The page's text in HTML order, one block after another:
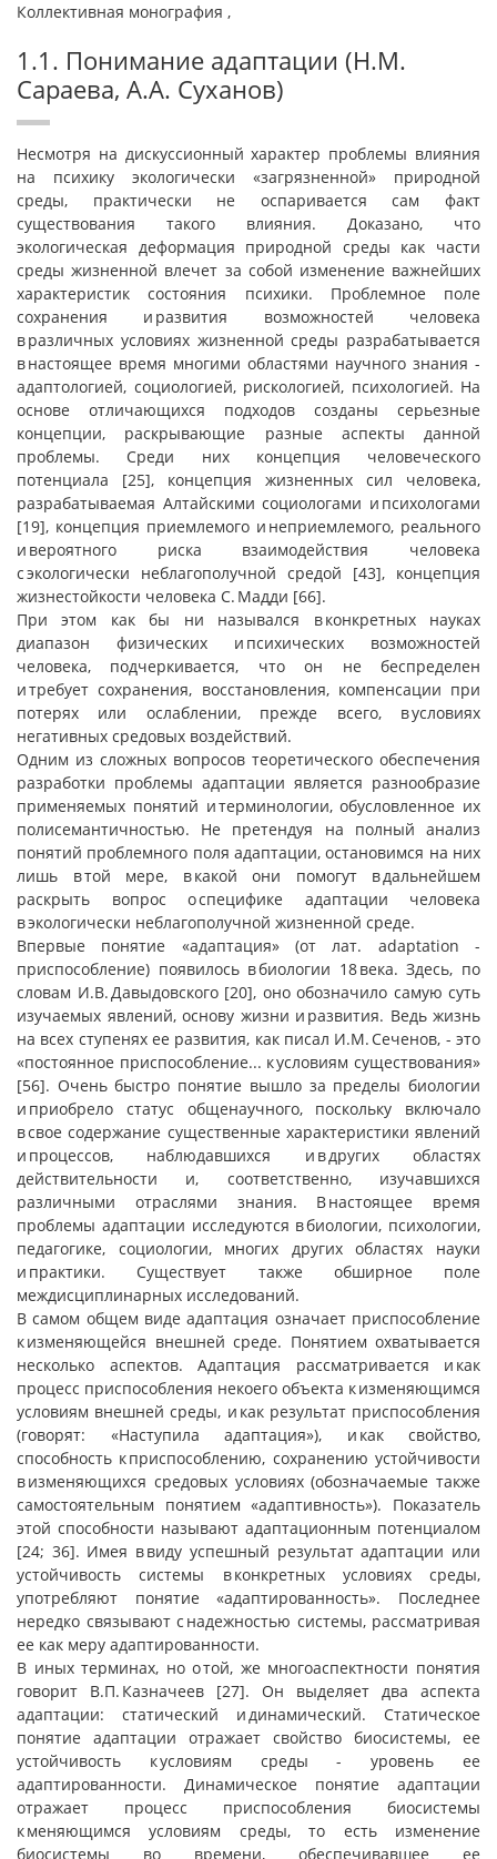
Коллективная монография ,
1.1. Понимание адаптации (Н.М.
Сараева, А.А. Суханов)
Несмотря на дискуссионный характер проблемы влияния
на психику экологически «загрязненной» природной
среды, практически не оспаривается сам факт
существования такого влияния. Доказано, что
экологическая деформация природной среды как части
среды жизненной влечет за собой изменение важнейших
характеристик состояния психики. Проблемное поле
сохранения и развития возможностей человека
в различных условиях жизненной среды разрабатывается
в настоящее время многими областями научного знания -
адаптологией, социологией, рискологией, психологией. На
основе отличающихся подходов созданы серьезные
концепции, раскрывающие разные аспекты данной
проблемы. Среди них концепция человеческого
потенциала [25], концепция жизненных сил человека,
разрабатываемая Алтайскими социологами и психологами
[19], концепция приемлемого и неприемлемого, реального
и вероятного риска взаимодействия человека
с экологически неблагополучной средой [43], концепция
жизнестойкости человека С. Мадди [66].
При этом как бы ни назывался в конкретных науках
диапазон физических и психических возможностей
человека, подчеркивается, что он не беспределен
и требует сохранения, восстановления, компенсации при
потерях или ослаблении, прежде всего, в условиях
негативных средовых воздействий.
Одним из сложных вопросов теоретического обеспечения
разработки проблемы адаптации является разнообразие
применяемых понятий и терминологии, обусловленное их
полисемантичностью. Не претендуя на полный анализ
понятий проблемного поля адаптации, остановимся на них
лишь в той мере, в какой они помогут в дальнейшем
раскрыть вопрос о специфике адаптации человека
в экологически неблагополучной жизненной среде.
Впервые понятие «адаптация» (от лат. adaptation -
приспособление) появилось в биологии 18 века. Здесь, по
словам И.В. Давыдовского [20], оно обозначило самую суть
изучаемых явлений, основу жизни и развития. Ведь жизнь
на всех ступенях ее развития, как писал И.М. Сеченов, - это
«постоянное приспособление... к условиям существования»
[56]. Очень быстро понятие вышло за пределы биологии
и приобрело статус общенаучного, поскольку включало
в свое содержание существенные характеристики явлений
и процессов, наблюдавшихся и в других областях
действительности и, соответственно, изучавшихся
различными отраслями знания. В настоящее время
проблемы адаптации исследуются в биологии, психологии,
педагогике, социологии, многих других областях науки
и практики. Существует также обширное поле
междисциплинарных исследований.
В самом общем виде адаптация означает приспособление
к изменяющейся внешней среде. Понятием охватывается
несколько аспектов. Адаптация рассматривается и как
процесс приспособления некоего объекта к изменяющимся
условиям внешней среды, и как результат приспособления
(говорят: «Наступила адаптация»), и как свойство,
способность к приспособлению, сохранению устойчивости
в изменяющихся средовых условиях (обозначаемые также
самостоятельным понятием «адаптивность»). Показатель
этой способности называют адаптационным потенциалом
[24; 36]. Имея в виду успешный результат адаптации или
устойчивость системы в конкретных условиях среды,
употребляют понятие «адаптированность». Последнее
нередко связывают с надежностью системы, рассматривая
ее как меру адаптированности.
В иных терминах, но о той, же многоаспектности понятия
говорит В.П. Казначеев [27]. Он выделяет два аспекта
адаптации: статический и динамический. Статическое
понятие адаптации отражает свойство биосистемы, ее
устойчивость к условиям среды - уровень ее
адаптированности. Динамическое понятие адаптации
отражает процесс приспособления биосистемы
к меняющимся условиям среды, то есть изменение
биосистемы во времени, обеспечивавшее ее